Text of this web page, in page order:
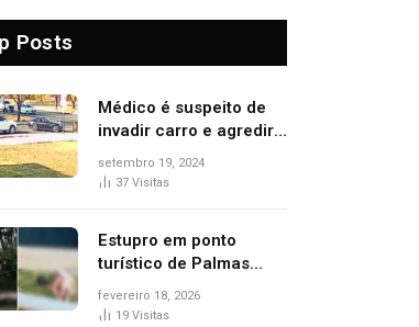
Posts
Médico é suspeito de
invadir carro e agredir
delegado aposentado
durante confusão no
setembro 19, 2024
37 Visitas
Estupro em ponto
turístico de Palmas
ocorreu em frente à
viatura e base de
fevereiro 18, 2026
19 Visitas